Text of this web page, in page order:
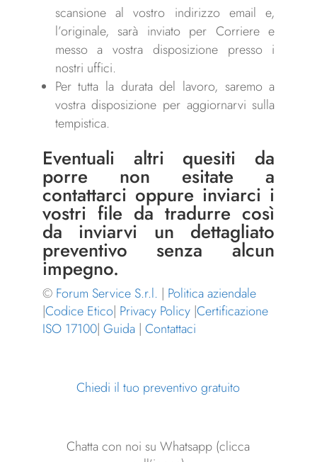
scansione al vostro indirizzo email e,
l’originale, sarà inviato per Corriere e
messo a vostra disposizione presso i
nostri uffici.
Per tutta la durata del lavoro, saremo a
vostra disposizione per aggiornarvi sulla
tempistica.
Eventuali altri quesiti da
porre non esitate a
contattarci oppure inviarci i
vostri file da tradurre così
da inviarvi un dettagliato
preventivo senza alcun
impegno.
© Forum Service S.r.l. | Politica aziendale
|Codice Etico| Privacy Policy|Certificazione
ISO 17100| Guida| Contattaci
Chiedi il tuo preventivo gratuito
Chatta con noi su Whatsapp (clicca